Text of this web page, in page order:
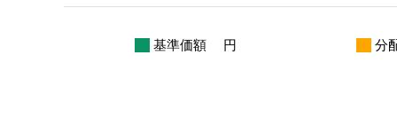
基準価額 円 分